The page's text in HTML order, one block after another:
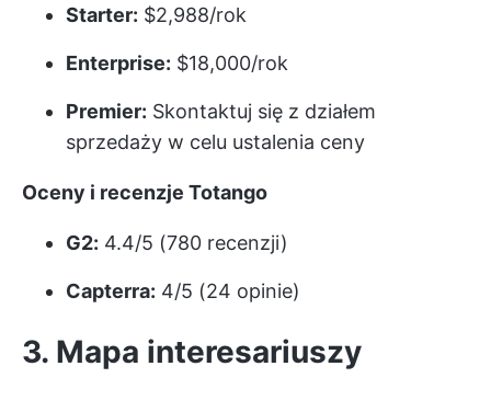
Starter: $2,988/rok
Enterprise: $18,000/rok
Premier: Skontaktuj się z działem
sprzedaży w celu ustalenia ceny
Oceny i recenzje Totango
G2: 4.4/5 (780 recenzji)
Capterra: 4/5 (24 opinie)
3. Mapa interesariuszy